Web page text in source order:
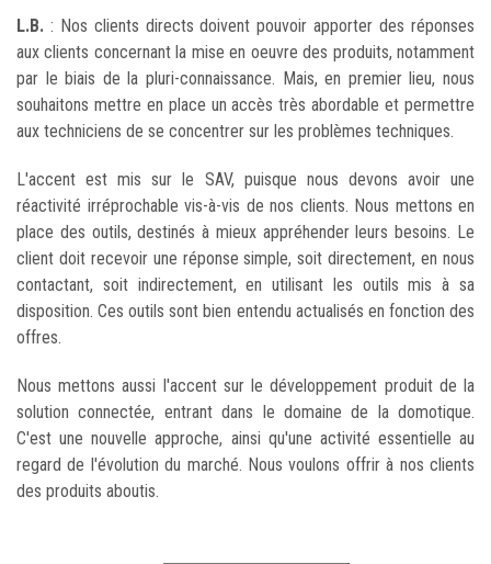
L.B. : Nos clients directs doivent pouvoir apporter des réponses
aux clients concernant la mise en oeuvre des produits, notamment
par le biais de la pluri-connaissance. Mais, en premier lieu, nous
souhaitons mettre en place un accès très abordable et permettre
aux techniciens de se concentrer sur les problèmes techniques.
L'accent est mis sur le SAV, puisque nous devons avoir une
réactivité irréprochable vis-à-vis de nos clients. Nous mettons en
place des outils, destinés à mieux appréhender leurs besoins. Le
client doit recevoir une réponse simple, soit directement, en nous
contactant, soit indirectement, en utilisant les outils mis à sa
disposition. Ces outils sont bien entendu actualisés en fonction des
offres.
Nous mettons aussi l'accent sur le développement produit de la
solution connectée, entrant dans le domaine de la domotique.
C'est une nouvelle approche, ainsi qu'une activité essentielle au
regard de l'évolution du marché. Nous voulons offrir à nos clients
des produits aboutis.